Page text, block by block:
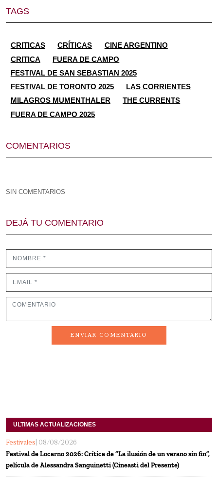
TAGS
CRITICAS CRÍTICAS
CINE ARGENTINO
CRITICA
FUERA DE CAMPO
FESTIVAL DE SAN SEBASTIAN 2025
FESTIVAL DE TORONTO 2025
LAS CORRIENTES
MILAGROS MUMENTHALER
THE CURRENTS
FUERA DE CAMPO 2025
COMENTARIOS
SIN COMENTARIOS
DEJÁ TU COMENTARIO
ENVIAR COMENTARIO
ULTIMAS ACTUALIZACIONES
Festivales | 08/08/2026
Festival de Locarno 2026: Crítica de “La ilusión de un verano sin fin”,
película de Alessandra Sanguinetti (Cineasti del Presente)